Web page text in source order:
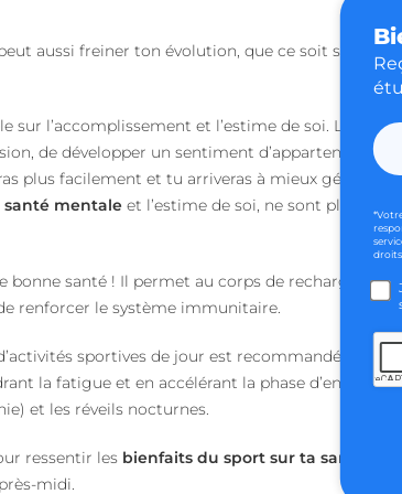
aussi freiner ton évolution, que ce soit sur le
sur l’accomplissement et l’estime de soi. Le fait
de développer un sentiment d’appartenance
plus facilement et tu arriveras à mieux gérer les
santé mentale et l’estime de soi, ne sont plus à
bonne santé ! Il permet au corps de recharger les
renforcer le système immunitaire.
sportives de jour est recommandée. Une
la fatigue et en accélérant la phase
et les réveils nocturnes.
ressentir les bienfaits du sport sur ta santé
midi.
mois
Nécessaire pour la
fonction de boîte de
.heyme.care
1 an 3
semaines
Cloudflare Inc.
.linkedin.com
29
minutes
56
Ce cookie est utilisé
distinction entre les
robots. Ceci est
Web, afin de faire
sur l'utilisation de
Stack Exchange Inc.
sc-static.net
Ce cookie est utilisé
site Web dans le
variables. Il s'agit
Web. Cela permet
la meilleure variante
worldpass.heyme.care
2 heures
LinkedIn Corporation
5 mois 4
.heyme.care
Ce cookie est écrit
Politique de confidentialité de Google